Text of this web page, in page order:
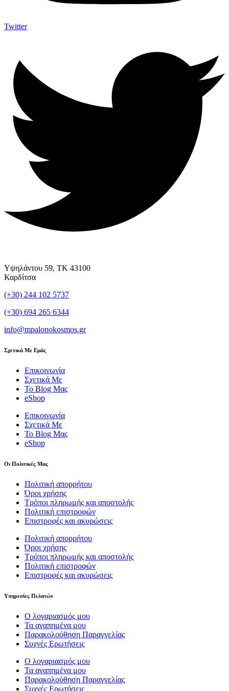
Twitter
Υψηλάντου 59, ΤΚ 43100
Καρδίτσα
(+30) 244 102 5737
(+30) 694 265 6344
info@mpalonokosmos.gr
Σχετικά Με Εμάς
Επικοινωνία
Σχετικά Με
Το Blog Μας
eShop
Επικοινωνία
Σχετικά Με
Το Blog Μας
eShop
Οι Πολιτικές Μας
Πολιτική απορρήτου
Όροι χρήσης
Τρόποι πληρωμής και αποστολής
Πολιτική επιστροφών
Επιστροφές και ακυρώσεις
Πολιτική απορρήτου
Όροι χρήσης
Τρόποι πληρωμής και αποστολής
Πολιτική επιστροφών
Επιστροφές και ακυρώσεις
Υπηρεσίες Πελατών
Ο λογαριασμός μου
Τα αγαπημένα μου
Παρακολούθηση Παραγγελίας
Συχνές Ερωτήσεις
Ο λογαριασμός μου
Τα αγαπημένα μου
Παρακολούθηση Παραγγελίας
Συχνές Ερωτήσεις